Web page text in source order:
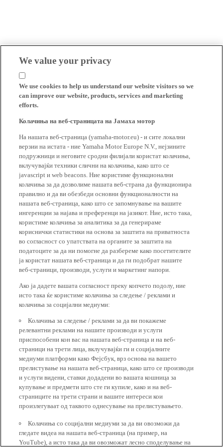
We value your privacy
We use cookies to help us understand our website visitors so we
can improve our website, products, services and marketing
efforts.
Колачиња на веб-страницата на Јамаха мотор
На нашата веб-страница (yamaha-motor.eu) - и сите локални
верзии на истата - ние Yamaha Motor Europe N.V., нејзините
подружници и неговите сродни филијали користат колачиња,
вклучувајќи техники слични на колачиња, како што се
javascript и web beacons. Ние користиме функционални
колачиња за да дозволиме нашата веб-страна да функционира
правилно и да ви обезбеди основни функционалности на
нашата веб-страница, како што се запомнување на вашите
ингеренции за најава и преференци на јазикот. Ние, исто така,
користиме колачиња за аналитика за да генерираме
кориснички статистики на основа за заштита на приватноста
во согласност со упатствата на органите за заштита на
податоците за да ни помогне да разбереме како посетителите
ја користат нашата веб-страница и да ги подобрат нашите
веб-страници, производи, услуги и маркетинг напори.
Ако ја дадете вашата согласност преку копчето подолу, ние
исто така ќе користиме колачиња за следење / реклами и
колачиња за социјални медиуми:
Колачиња за следење / реклами за да ви покажеме
релевантни реклами на нашите производи и услуги
приспособени кон вас на нашата веб-страница и на веб-
страници на трети лица, вклучувајќи ги и социјалните
медиуми платформи како Фејсбук, врз основа на вашето
прелистување на нашата веб-страница, како што се производи
и услуги видени, ставки додадени во вашата кошница за
купување и предмети што сте ги купиле, како и на веб-
страниците на трети страни и вашите интереси кои
произлегуваат од таквото однесување на прелистувањето.
Колачиња со социјални медиуми за да ви овозможи да
гледате видеа на нашата веб-страница (на пример, на
YouTube), а исто така да ви овозможат лесно споделување на